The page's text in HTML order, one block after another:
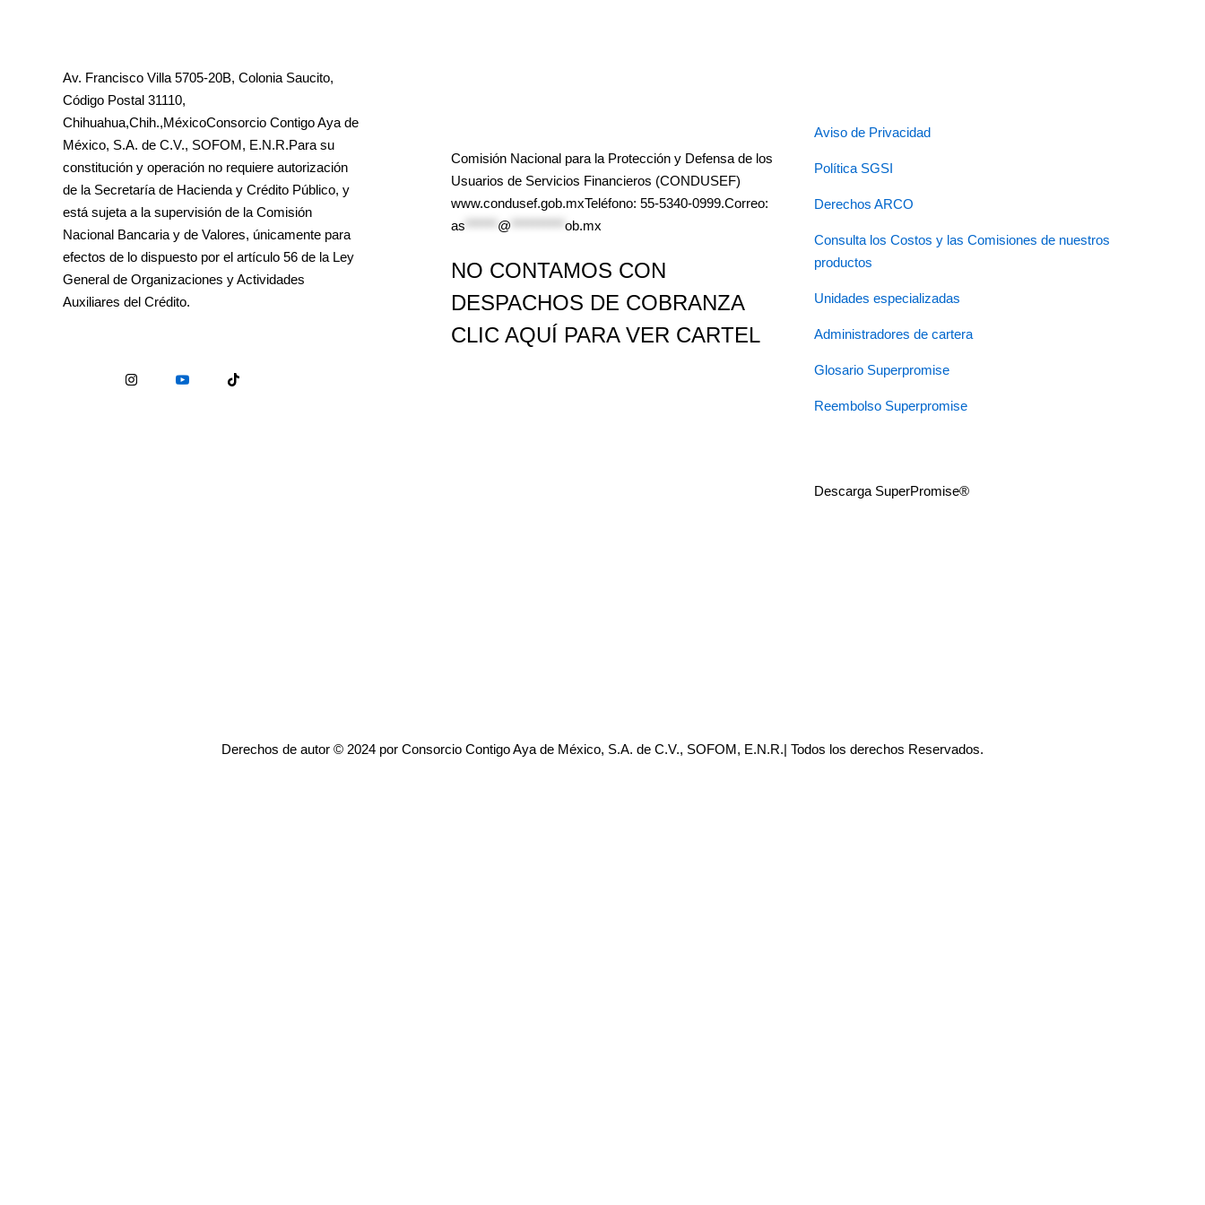
Av. Francisco Villa 5705-20B, Colonia Saucito,
Código Postal 31110,
Chihuahua,Chih.,MéxicoConsorcio Contigo Aya de
México, S.A. de C.V., SOFOM, E.N.R.Para su
constitución y operación no requiere autorización
de la Secretaría de Hacienda y Crédito Público, y
está sujeta a la supervisión de la Comisión
Nacional Bancaria y de Valores, únicamente para
efectos de lo dispuesto por el artículo 56 de la Ley
General de Organizaciones y Actividades
Auxiliares del Crédito.
Comisión Nacional para la Protección y Defensa de los
Usuarios de Servicios Financieros (CONDUSEF)
www.condusef.gob.mxTeléfono: 55-5340-0999.Correo:
as
@ ob.mx
NO CONTAMOS CON
DESPACHOS DE COBRANZA
CLIC AQUÍ PARA VER CARTEL
Aviso de Privacidad
Política SGSI
Derechos ARCO
Consulta los Costos y las Comisiones de nuestros
productos
Unidades especializadas
Administradores de cartera
Glosario Superpromise
Reembolso Superpromise
Descarga SuperPromise®
Derechos de autor © 2024 por Consorcio Contigo Aya de México, S.A. de C.V., SOFOM, E.N.R.| Todos los derechos Reservados.